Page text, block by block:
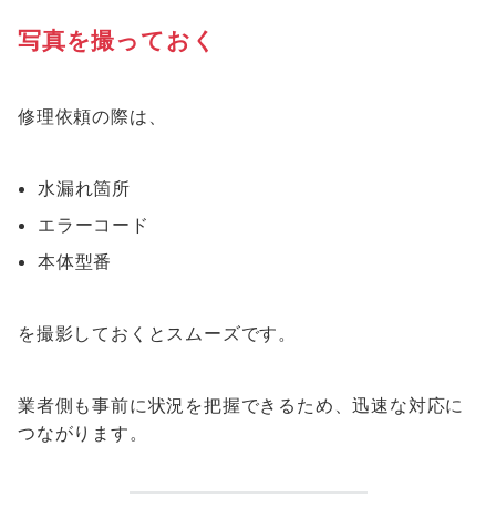
写真を撮っておく
修理依頼の際は、
水漏れ箇所
エラーコード
本体型番
を撮影しておくとスムーズです。
業者側も事前に状況を把握できるため、迅速な対応に
つながります。